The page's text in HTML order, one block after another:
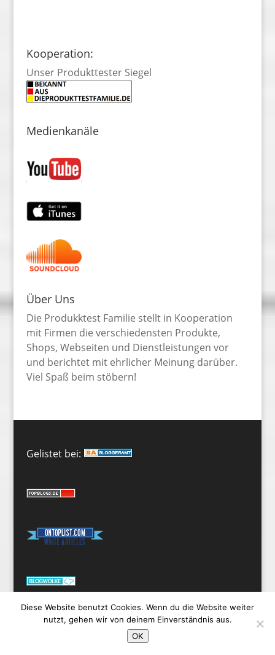
Kooperation:
Unser Produkttester Siegel
Medienkanäle
Über Uns
Die Produkktest Familie stellt in Kooperation
mit Firmen die verschiedensten Produkte,
Shops, Webseiten und Dienstleistungen vor
und berichtet mit ehrlicher Meinung darüber.
Viel Spaß beim stöbern!
Gelistet bei:
Diese Website benutzt Cookies. Wenn du die Website weiter
nutzt, gehen wir von deinem Einverständnis aus.
OK